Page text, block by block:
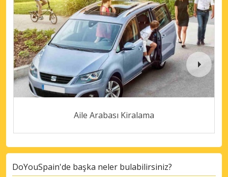
Aile Arabası Kiralama
DoYouSpain'de başka neler bulabilirsiniz?